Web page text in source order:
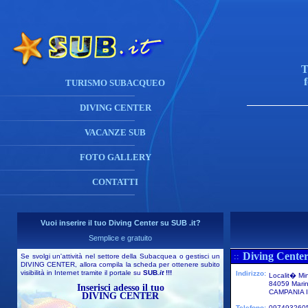
TURISMO SUBACQUEO
DIVING CENTER
VACANZE SUB
FOTO GALLERY
CONTATTI
Vuoi inserire il tuo Diving Center su SUB .it?
Semplice e gratuito
Se svolgi un'attività nel settore della Subacquea o gestisci un
DIVING CENTER, allora compila la scheda per ottenere subito
visibilità in Internet tramite il portale su SUB .it!!!
Inserisci adesso il tuo
DIVING CENTER
:: Diving
Indirizzo: Localit�
84059
CAMPANIA